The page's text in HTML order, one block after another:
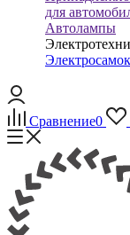
для
Автолампы
Сравнение0